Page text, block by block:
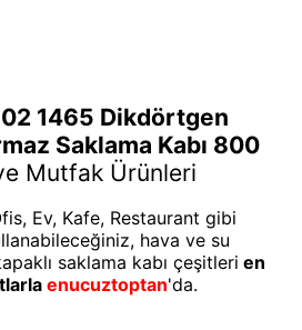
1465 Dikdörtgen
Saklama Kabı 800
Mutfak Ürünleri
Ev, Kafe, Restaurant gibi
hava ve su
saklama kabı çeşitleri en
enucuztoptan'da.